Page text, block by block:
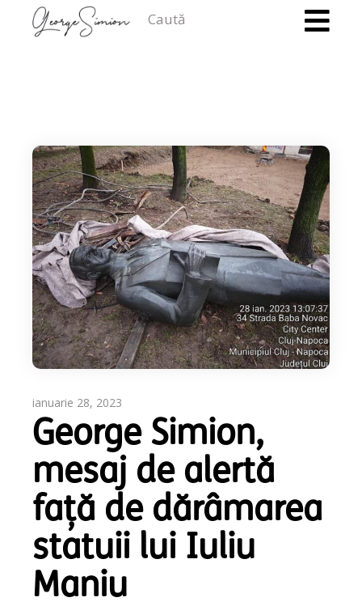
ianuarie 28, 2023
George Simion,
mesaj de alertă
față de dărâmarea
statuii lui Iuliu
Maniu